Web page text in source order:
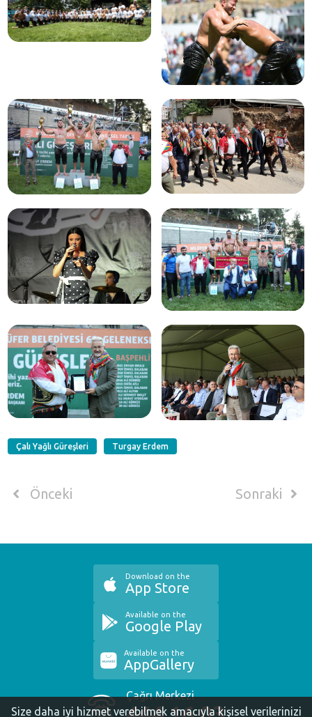
Çalı Yağlı Güreşleri Turgay Erdem
Önceki Sonraki
Çağrı Merkezi
Download on the
App Store
Available on the
Google Play
Available on the
AppGallery
Size daha iyi hizmet verebilmek amacıyla kişisel verilerinizi